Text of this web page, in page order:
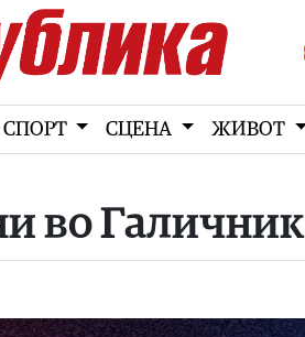
СПОРТ СЦЕНА ЖИВОТ
во Галичник